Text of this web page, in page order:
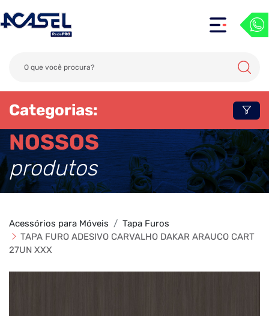
Categorias:
NOSSOS
produtos
Acessórios para Móveis
Tapa Furos
TAPA FURO ADESIVO CARVALHO DAKAR ARAUCO CART
27UN XXX